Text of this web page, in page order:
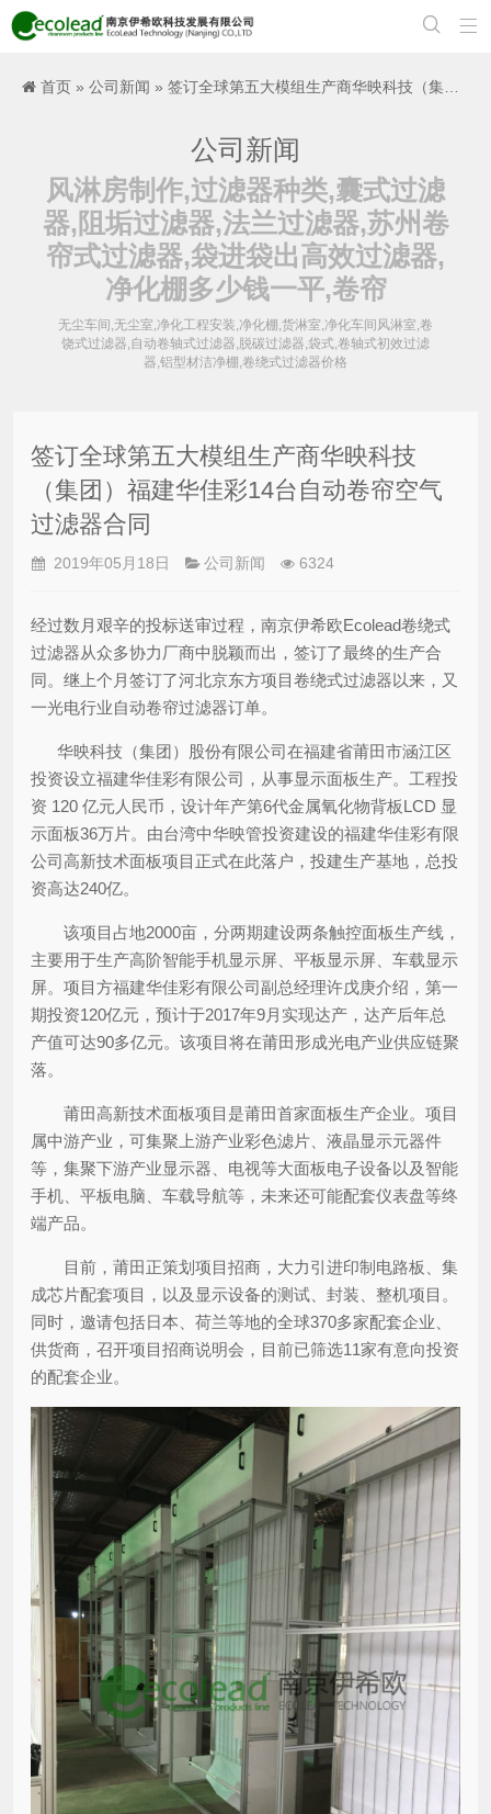


首页 » 公司新闻 » 签订全球第五大模组生产商华映科技（集团）福建华佳彩14台自动卷帘空气过滤器合同
公司新闻
风淋房制作,过滤器种类,囊式过滤
器,阻垢过滤器,法兰过滤器,苏州卷
帘式过滤器,袋进袋出高效过滤器,
净化棚多少钱一平,卷帘
无尘车间,无尘室,净化工程安装,净化棚,货淋室,净化车间风淋室,卷
饶式过滤器,自动卷轴式过滤器,脱碳过滤器,袋式,卷轴式初效过滤
器,铝型材洁净棚,卷绕式过滤器价格
签订全球第五大模组生产商华映科技
（集团）福建华佳彩14台自动卷帘空气
过滤器合同
2019年05月18日 公司新闻 6324
经过数月艰辛的投标送审过程，南京伊希欧Ecolead卷绕式
过滤器从众多协力厂商中脱颖而出，签订了最终的生产合
同。继上个月签订了河北京东方项目卷绕式过滤器以来，又
一光电行业自动卷帘过滤器订单。
华映科技（集团）股份有限公司在福建省莆田市涵江区
投资设立福建华佳彩有限公司，从事显示面板生产。工程投
资 120 亿元人民币，设计年产第6代金属氧化物背板LCD 显
示面板36万片。由台湾中华映管投资建设的福建华佳彩有限
公司高新技术面板项目正式在此落户，投建生产基地，总投
资高达240亿。
该项目占地2000亩，分两期建设两条触控面板生产线，
主要用于生产高阶智能手机显示屏、平板显示屏、车载显示
屏。项目方福建华佳彩有限公司副总经理许戊庚介绍，第一
期投资120亿元，预计于2017年9月实现达产，达产后年总
产值可达90多亿元。该项目将在莆田形成光电产业供应链聚
落。
莆田高新技术面板项目是莆田首家面板生产企业。项目
属中游产业，可集聚上游产业彩色滤片、液晶显示元器件
等，集聚下游产业显示器、电视等大面板电子设备以及智能
手机、平板电脑、车载导航等，未来还可能配套仪表盘等终
端产品。
目前，莆田正策划项目招商，大力引进印制电路板、集
成芯片配套项目，以及显示设备的测试、封装、整机项目。
同时，邀请包括日本、荷兰等地的全球370多家配套企业、
供货商，召开项目招商说明会，目前已筛选11家有意向投资
的配套企业。